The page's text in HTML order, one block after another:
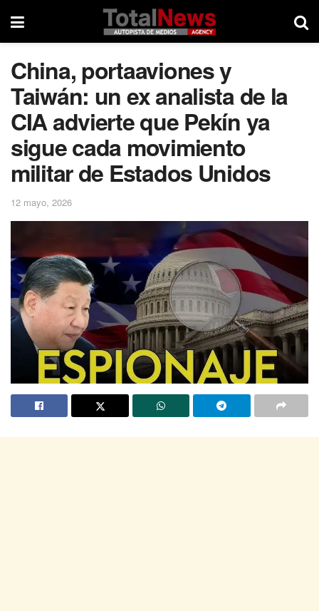
China, portaaviones y
Taiwán: un ex analista de la
CIA advierte que Pekín ya
sigue cada movimiento
militar de Estados Unidos
12 mayo, 2026